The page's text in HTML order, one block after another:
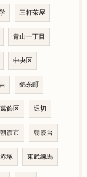
三軒茶屋
青山一丁目
中央区
錦糸町
葛飾区 堀切
朝霞市 朝霞台
塚 東武練馬